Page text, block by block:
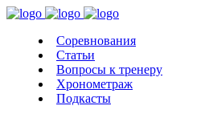
Соревнования
Статьи
Вопросы к тренеру
Хронометраж
Подкасты